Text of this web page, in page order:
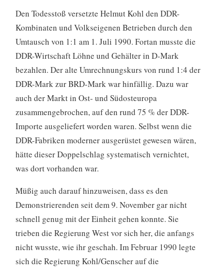
Den Todesstoß versetzte Helmut Kohl den DDR-
Kombinaten und Volkseigenen Betrieben durch den
Umtausch von 1:1 am 1. Juli 1990. Fortan musste die
DDR-Wirtschaft Löhne und Gehälter in D-Mark
bezahlen. Der alte Umrechnungskurs von rund 1:4 der
DDR-Mark zur BRD-Mark war hinfällig. Dazu war
auch der Markt in Ost- und Südosteuropa
zusammengebrochen, auf den rund 75 % der DDR-
Importe ausgeliefert worden waren. Selbst wenn die
DDR-Fabriken moderner ausgerüstet gewesen wären,
hätte dieser Doppelschlag systematisch vernichtet,
was dort vorhanden war.
Müßig auch darauf hinzuweisen, dass es den
Demonstrierenden seit dem 9. November gar nicht
schnell genug mit der Einheit gehen konnte. Sie
trieben die Regierung West vor sich her, die anfangs
nicht wusste, wie ihr geschah. Im Februar 1990 legte
sich die Regierung Kohl/Genscher auf die